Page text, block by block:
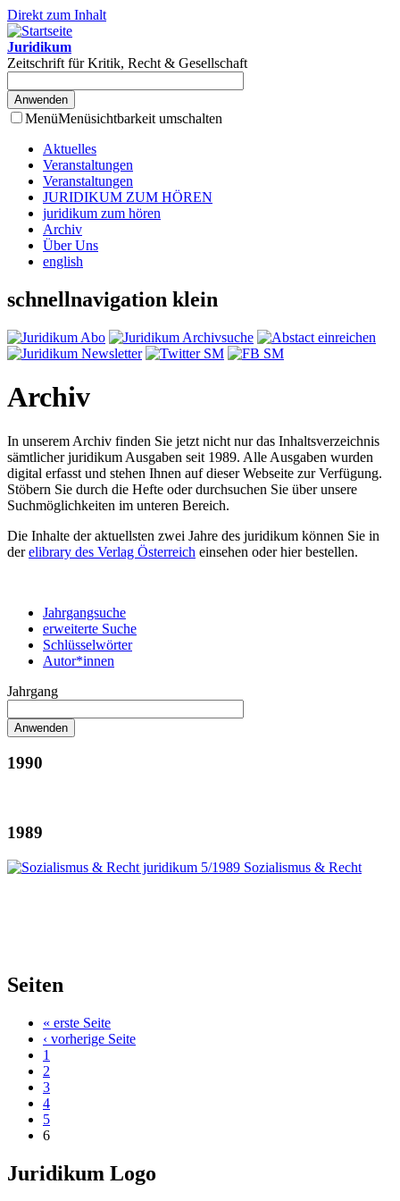
Direkt zum Inhalt
Juridikum
Zeitschrift für Kritik, Recht & Gesellschaft
MenüMenüsichtbarkeit umschalten
Aktuelles
Veranstaltungen
Veranstaltungen
JURIDIKUM ZUM HÖREN
juridikum zum hören
Archiv
Über Uns
english
schnellnavigation klein
Archiv
In unserem Archiv finden Sie jetzt nicht nur das Inhaltsverzeichnis
sämtlicher juridikum Ausgaben seit 1989. Alle Ausgaben wurden
digital erfasst und stehen Ihnen auf dieser Webseite zur Verfügung.
Stöbern Sie durch die Hefte oder durchsuchen Sie über unsere
Suchmöglichkeiten im unteren Bereich.
Die Inhalte der aktuellsten zwei Jahre des juridikum können Sie in
derelibrary des Verlag Österreich einsehen oder hier bestellen.
Jahrgangsuche
erweiterte Suche
Schlüsselwörter
Autor*innen
Jahrgang
1990
1989
Seiten
« erste Seite
‹ vorherige Seite
1
2
3
4
5
6
Juridikum Logo